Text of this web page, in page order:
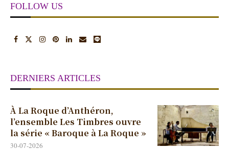
FOLLOW US
DERNIERS ARTICLES
À La Roque d’Anthéron,
l’ensemble Les Timbres ouvre
la série « Baroque à La Roque »
30-07-2026